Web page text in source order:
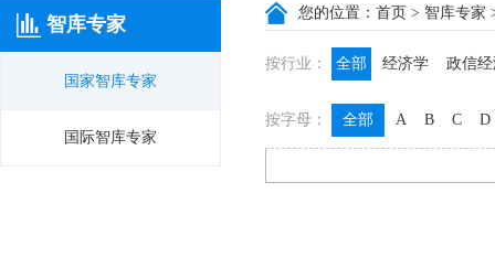
智库专家
国家智库专家
国际智库专家
您的位置： 首页 > 智库专家
按行业： 全部 经济学
政信
膳食养生
名医西药
按字母： 全部 A B C D